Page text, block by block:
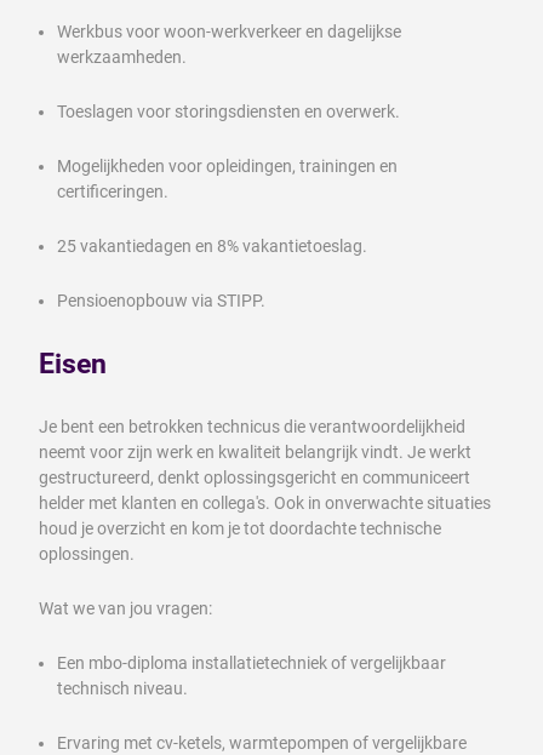
Werkbus voor woon-werkverkeer en dagelijkse
werkzaamheden.
Toeslagen voor storingsdiensten en overwerk.
Mogelijkheden voor opleidingen, trainingen en
certificeringen.
25 vakantiedagen en 8% vakantietoeslag.
Pensioenopbouw via STIPP.
Eisen
Je bent een betrokken technicus die verantwoordelijkheid
neemt voor zijn werk en kwaliteit belangrijk vindt. Je werkt
gestructureerd, denkt oplossingsgericht en communiceert
helder met klanten en collega's. Ook in onverwachte situaties
houd je overzicht en kom je tot doordachte technische
oplossingen.
Wat we van jou vragen:
Een mbo-diploma installatietechniek of vergelijkbaar
technisch niveau.
Ervaring met cv-ketels, warmtepompen of vergelijkbare